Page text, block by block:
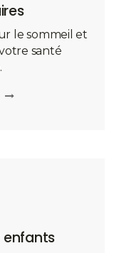
le sommeil et
santé
enfants